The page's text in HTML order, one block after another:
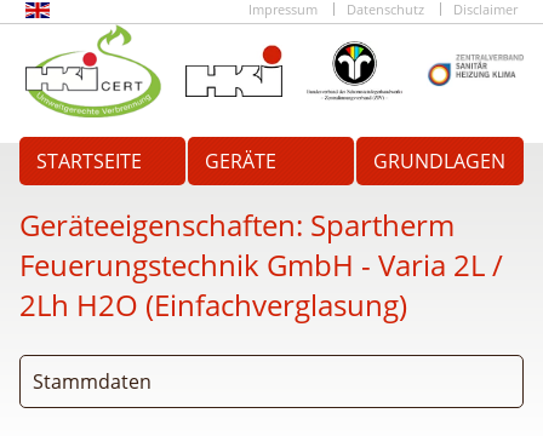
Impressum Datenschutz Disclaimer
STARTSEITE GERÄTE GRUNDLAGEN
Geräteeigenschaften: Spartherm
Feuerungstechnik GmbH - Varia 2L /
2Lh H2O (Einfachverglasung)
Stammdaten